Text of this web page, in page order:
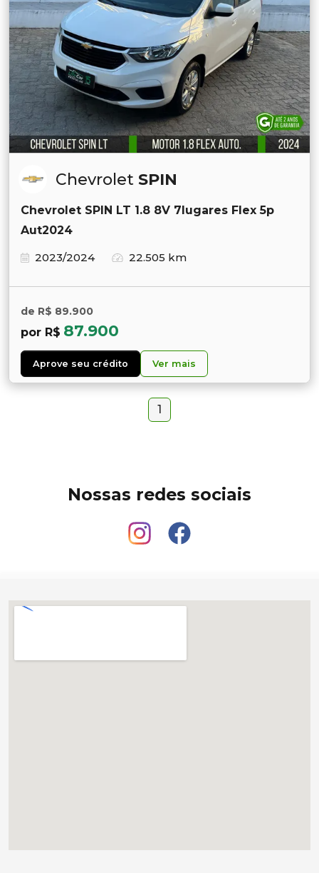
Chevrolet SPIN
Chevrolet SPIN LT 1.8 8V 7lugares Flex 5p
Aut2024
2023/2024
22.505 km
de R$ 89.900
por R$ 87.900
Aprove seu crédito Ver mais
1
Nossas redes sociais